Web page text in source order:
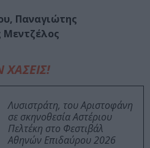
Παναγιώτης
Λυσιστράτη, του Αριστοφάνη
σε σκηνοθεσία Αστέριου
Πελτέκη στο Φεστιβάλ
Αθηνών Επιδαύρου 2026